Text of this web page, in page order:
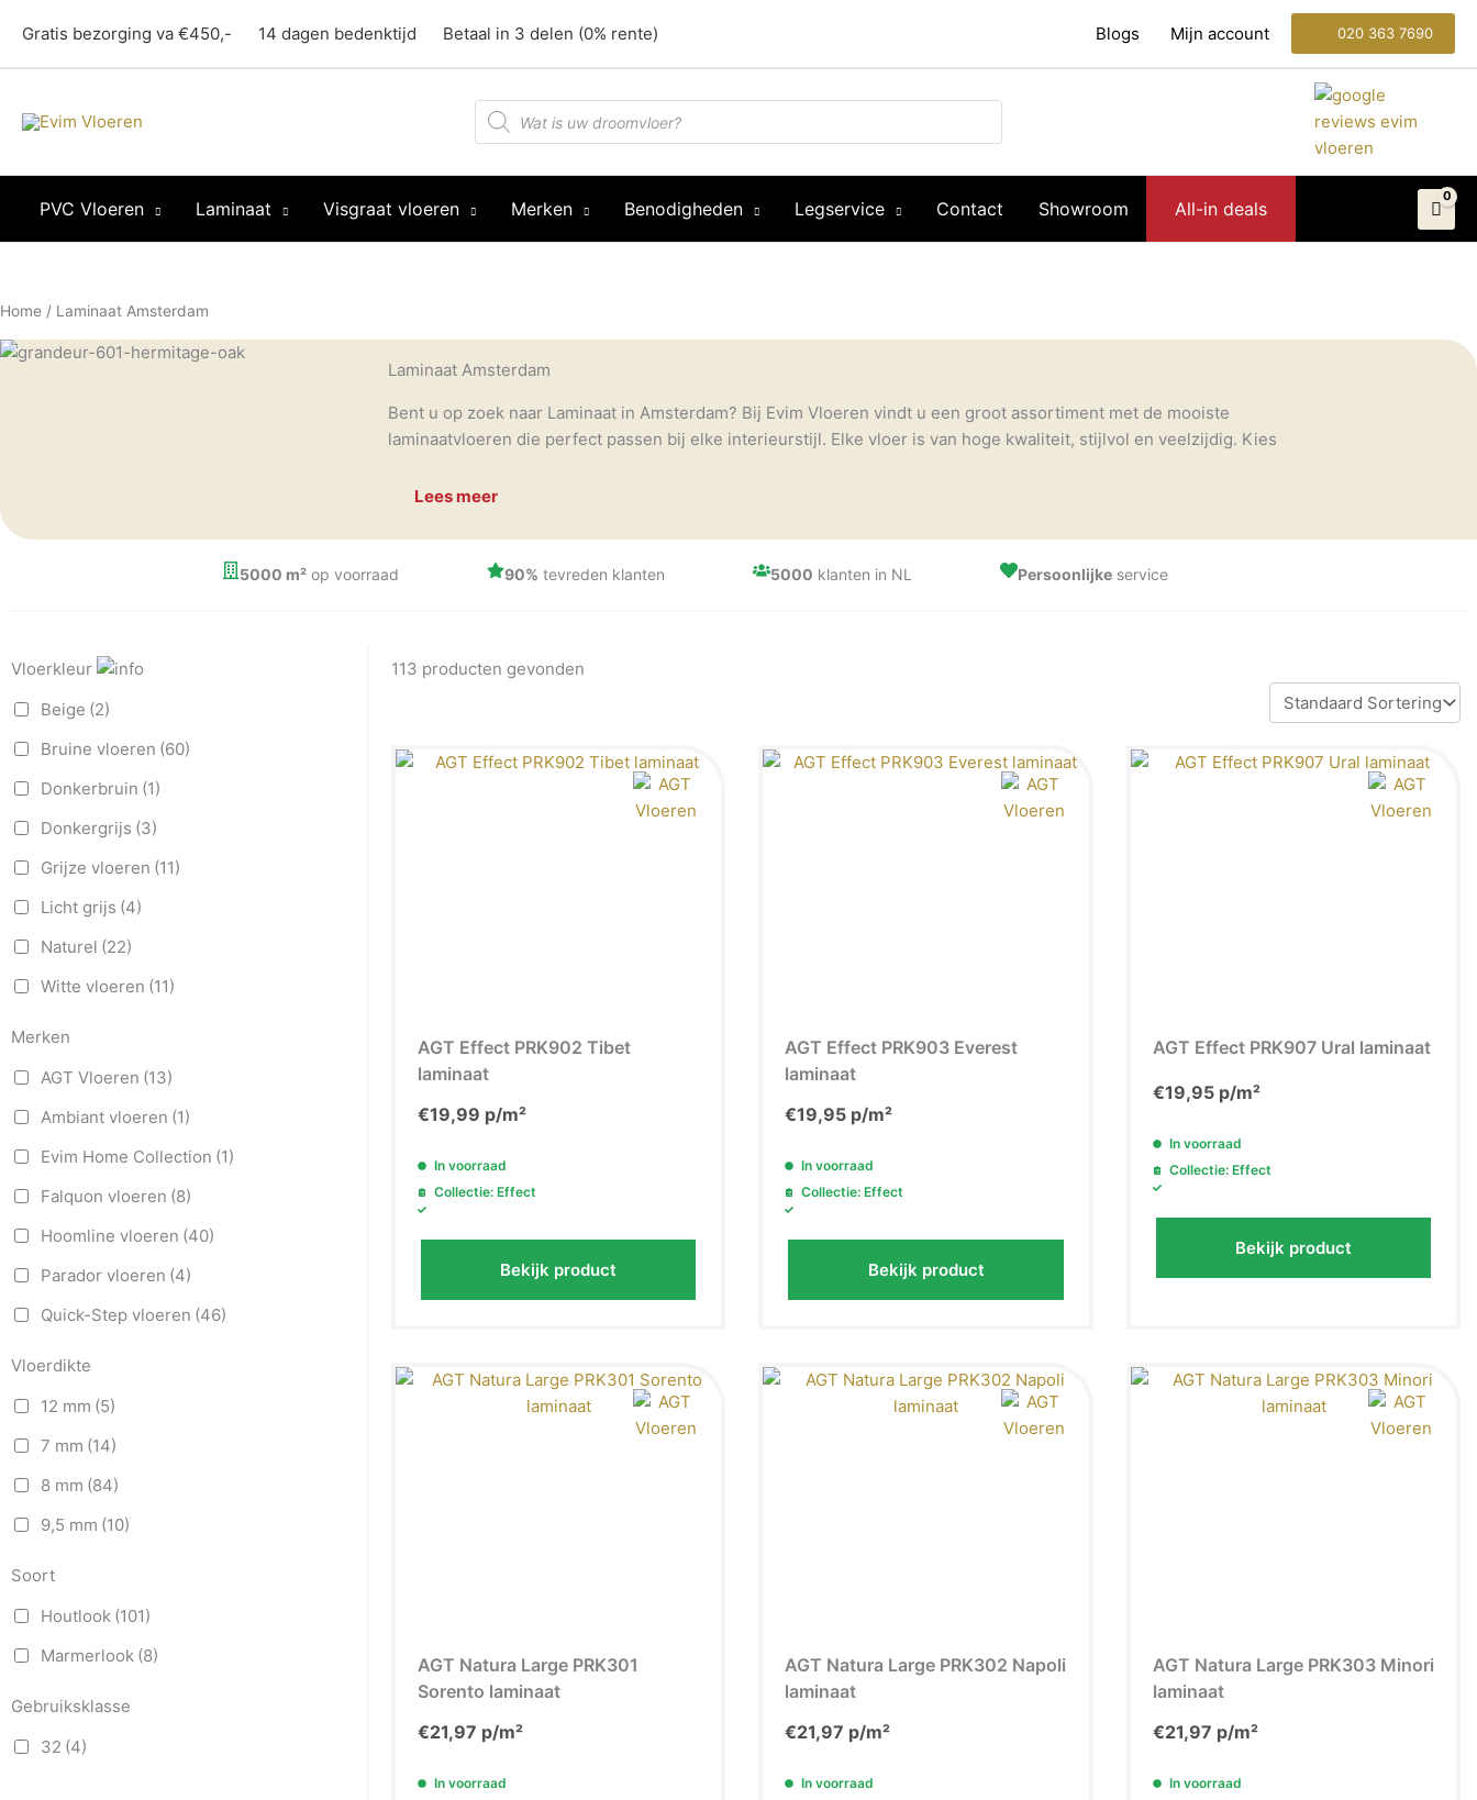
naar
de
Gratis bezorging va €450,- 14 dagen bedenktijd Betaal in 3 delen (0% rente) Blogs Mijn account 020 363 7690
Producten
zoeken
PVC Vloeren Laminaat Visgraat vloeren Merken Benodigheden Legservice Contact Showroom All-in deals
Home / Laminaat Amsterdam
Laminaat Amsterdam
Bent u op zoek naar Laminaat in Amsterdam? Bij Evim Vloeren vindt u een groot assortiment met de mooiste
laminaatvloeren die perfect passen bij elke interieurstijl. Elke vloer is van hoge kwaliteit, stijlvol en veelzijdig. Kies
onze ruime showroom, geniet van een kopje koffie en laat onze vloerspecialisten u helpen uw nieuwe droomvloer te
Laminaat showroom Amsterdam bezoeken
Lees meer
5000 m²op voorraad 90% tevreden klanten 5000 klanten in NL Persoonlijkeservice
Vloerkleur
Beige (2)
Bruine vloeren (60)
Donkerbruin (1)
Donkergrijs (3)
Grijze vloeren (11)
Licht grijs (4)
Naturel (22)
Witte vloeren (11)
Merken
AGT Vloeren (13)
Ambiant vloeren (1)
Evim Home Collection (1)
Falquon vloeren (8)
Hoomline vloeren (40)
Parador vloeren (4)
Quick-Step vloeren (46)
Vloerdikte
12 mm (5)
7 mm (14)
8 mm (84)
9,5 mm (10)
Soort
Houtlook (101)
Marmerlook (8)
Gebruiksklasse
32 (4)
113 producten gevonden
AGT Effect PRK902 Tibet
laminaat
€19,99 p/m²
In voorraad
Collectie: Effect
Bekijk product
AGT Effect PRK903 Everest
laminaat
€19,95 p/m²
In voorraad
Collectie: Effect
Bekijk product
AGT Effect PRK907 Ural laminaat
€19,95p/m²
In voorraad
Collectie: Effect
Bekijk product
AGT Natura Large PRK301
Sorento laminaat
€21,97 p/m²
In voorraad
AGT Natura Large PRK302 Napoli
laminaat
€21,97 p/m²
In voorraad
AGT Natura Large PRK303 Minori
laminaat
€21,97 p/m²
In voorraad
Pagina
Pagina
PaginaPagina